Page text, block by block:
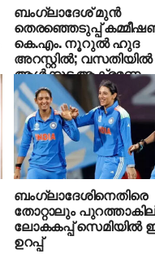
ബംഗ്ലാദേശ് മുന്‍
തെരഞ്ഞെടുപ്പ്
കെ.എം. നൂറുല്‍ ഹുദ
അറസ്റ്റില്‍; വസതിയില്‍
ആള്‍ക്കൂട്ട ആക്രമണം
ബംഗ്ലാദേശിനെതിരെ
തോറ്റാലും
ലോകകപ്പ് സെമിയില്‍
ഉറപ്പ്